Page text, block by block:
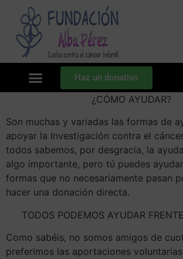
Haz un donativo
¿CÓMO AYUDAR?
Son muchas y variadas las formas de
apoyar la Investigación contra el
todos sabemos, por desgracia, la
algo importante, pero tú puedes
formas que no necesariamente pasan
hacer una donación directa.
TODOS PODEMOS AYUDAR
Como sabéis, no somos amigos de
preferimos las aportaciones